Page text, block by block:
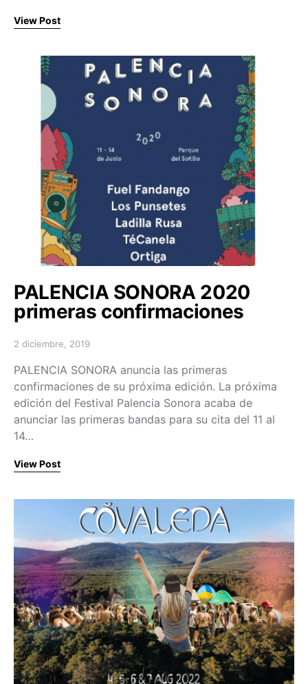
View Post
PALENCIA SONORA 2020
primeras confirmaciones
Posted on
2 diciembre, 2019
PALENCIA SONORA anuncia las primeras
confirmaciones de su próxima edición. La próxima
edición del Festival Palencia Sonora acaba de
anunciar las primeras bandas para su cita del 11 al
14…
View Post